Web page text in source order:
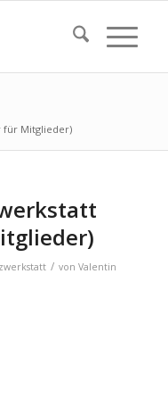
für Mitglieder)
/ von Valentin